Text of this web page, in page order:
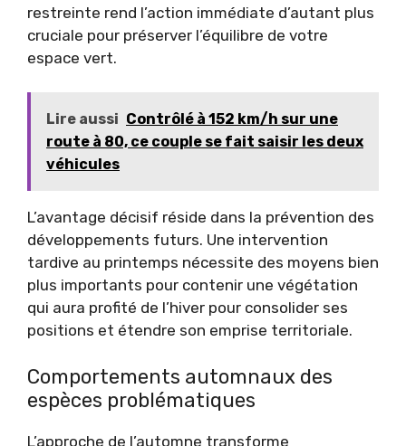
restreinte rend l’action immédiate d’autant plus
cruciale pour préserver l’équilibre de votre
espace vert.
Lire aussi Contrôlé à 152 km/h sur une
route à 80, ce couple se fait saisir les deux
véhicules
L’avantage décisif réside dans la prévention des
développements futurs. Une intervention
tardive au printemps nécessite des moyens bien
plus importants pour contenir une végétation
qui aura profité de l’hiver pour consolider ses
positions et étendre son emprise territoriale.
Comportements automnaux des
espèces problématiques
L’approche de l’automne transforme